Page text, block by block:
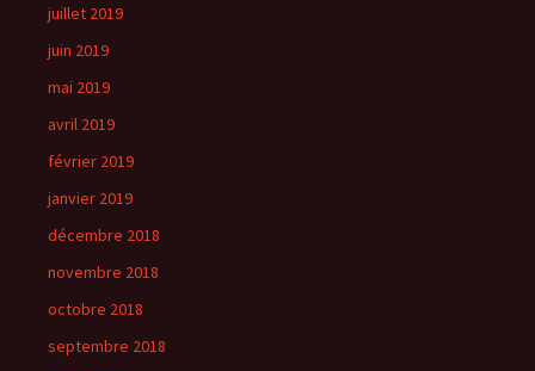
juillet 2019
juin 2019
mai 2019
avril 2019
février 2019
janvier 2019
décembre 2018
novembre 2018
octobre 2018
septembre 2018